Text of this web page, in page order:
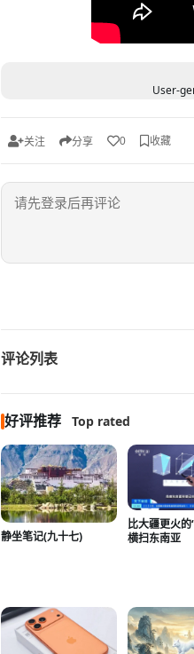
User-
关注 分享 0 收藏
评论列表
好评推荐 Top rated
静坐笔记(九十七)
比大疆更火的
横扫东南亚